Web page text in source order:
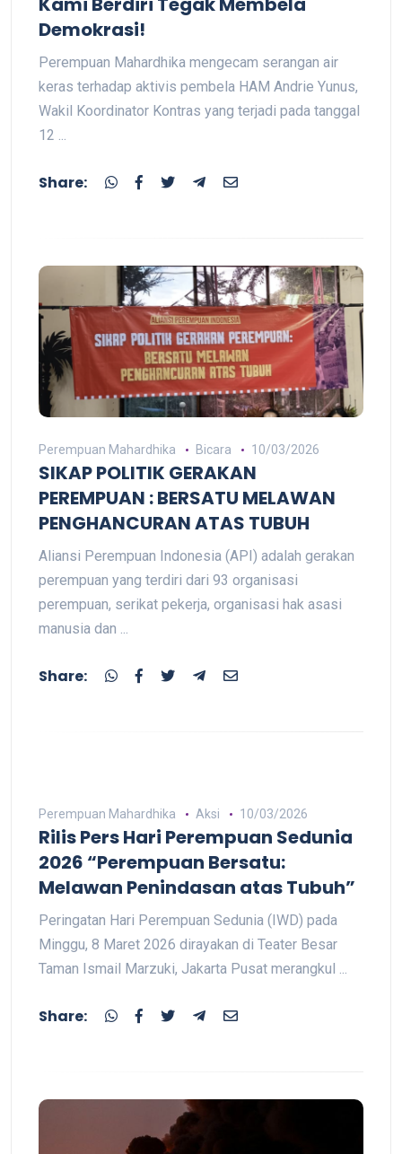
Demokrasi!
Perempuan Mahardhika mengecam serangan air
keras terhadap aktivis pembela HAM Andrie Yunus,
Wakil Koordinator Kontras yang terjadi pada tanggal
12 ...
Share:
Perempuan Mahardhika Bicara 10/03/2026
SIKAP POLITIK GERAKAN
PEREMPUAN : BERSATU MELAWAN
PENGHANCURAN ATAS TUBUH
Aliansi Perempuan Indonesia (API) adalah gerakan
perempuan yang terdiri dari 93 organisasi
perempuan, serikat pekerja, organisasi hak asasi
manusia dan ...
Share:
Perempuan Mahardhika Aksi 10/03/2026
Rilis Pers Hari Perempuan Sedunia
2026 “Perempuan Bersatu:
Melawan Penindasan atas Tubuh”
Peringatan Hari Perempuan Sedunia (IWD) pada
Minggu, 8 Maret 2026 dirayakan di Teater Besar
Taman Ismail Marzuki, Jakarta Pusat merangkul ...
Share: